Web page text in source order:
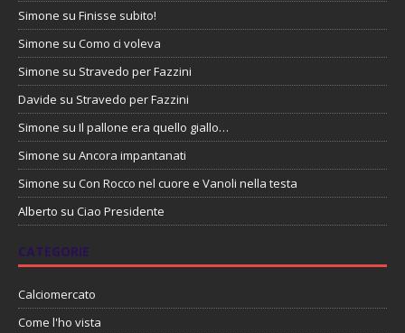
Simone su Finisse subito!
Simone su Como ci voleva
Simone su Stravedo per Fazzini
Davide su Stravedo per Fazzini
Simone su Il pallone era quello giallo…
Simone su Ancora impantanati
Simone su Con Rocco nel cuore e Vanoli nella testa
Alberto su Ciao Presidente
CATEGORIE
Calciomercato
Come l'ho vista